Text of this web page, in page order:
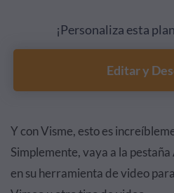
¡Personaliza esta
Editar y
Y con Visme, esto es
Simplemente, vaya a la pestaña
en su herramienta de video